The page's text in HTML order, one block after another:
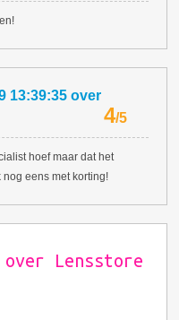
13:39:35 over
4/5
hoef maar dat het
eens met korting!
Lensstore